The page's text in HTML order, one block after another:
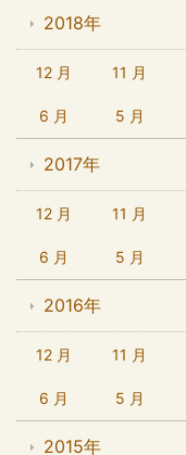
2018年
12 月 11 月
6 月 5 月
2017年
12 月 11 月
6 月 5 月
2016年
12 月 11 月
6 月 5 月
2015年